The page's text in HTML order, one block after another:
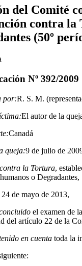
del Comité
contra la
(50º
Nº 392/2009
por:R. S. M.
El autor de la
Canadá
queja:9 de julio de
la Tortura,
o Degradantes,
24 de mayo de 2013,
el examen de
del artículo 22 de la
en cuenta toda la